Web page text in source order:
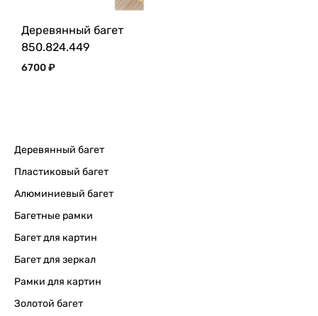
Деревянный багет
850.824.449
6700₽
Деревянный багет
Пластиковый багет
Алюминиевый багет
Багетные рамки
Багет для картин
Багет для зеркал
Рамки для картин
Золотой багет